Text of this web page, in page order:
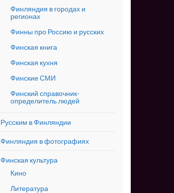
Финляндия в городах и
регионах
Финны про Россию и русских
Финская книга
Финская кухня
Финские СМИ
Финский справочник-
определитель людей
Русским в Финляндии
Финляндия в фотографиях
Финская культура
Кино
Литература